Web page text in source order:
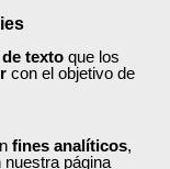
texto que los
con el objetivo de
fines analíticos,
página